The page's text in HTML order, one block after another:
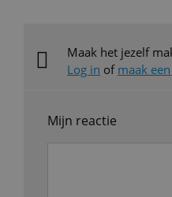
Maak het jezelf
Log in of maak
Mijn reactie